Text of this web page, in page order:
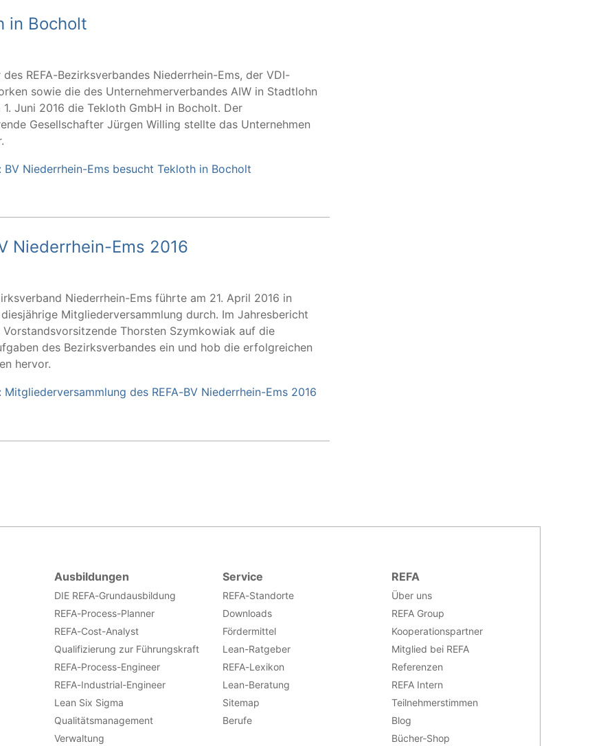
in Bocholt
REFA-Bezirksverbandes Niederrhein-Ems, der VDI-
sowie die des Unternehmerverbandes AIW in Stadtlohn
1. Juni 2016 die Tekloth GmbH in Bocholt. Der
Gesellschafter Jürgen Willing stellte das Unternehmen
BV Niederrhein-Ems besucht Tekloth in Bocholt
Niederrhein-Ems 2016
Niederrhein-Ems führte am 21. April 2016 in
Mitgliederversammlung durch. Im Jahresbericht
Thorsten Szymkowiak auf die
des Bezirksverbandes ein und hob die erfolgreichen
hervor.
Mitgliederversammlung des REFA-BV Niederrhein-Ems 2016
Ausbildungen
DIE REFA-Grundausbildung
REFA-Process-Planner
REFA-Cost-Analyst
Qualifizierung zur Führungskraft
REFA-Process-Engineer
REFA-Industrial-Engineer
Lean Six Sigma
Qualitätsmanagement
Verwaltung
Service
REFA-Standorte
Downloads
Fördermittel
Lean-Ratgeber
REFA-Lexikon
Lean-Beratung
Sitemap
Berufe
REFA
Über uns
REFA Group
Kooperationspartner
Mitglied bei REFA
Referenzen
REFA Intern
Teilnehmerstimmen
Blog
Bücher-Shop